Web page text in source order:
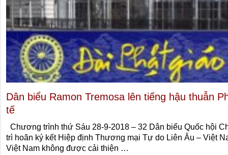
Dân biểu Ramon Tremosa lên tiếng hậu thuẫn
tế
Chương trình thứ Sáu 28-9-2018 – 32 Dân biểu Quốc hội
trì hoãn ký kết Hiệp định Thương mại Tự do Liên Âu – Việt
Việt Nam không được cải thiện …